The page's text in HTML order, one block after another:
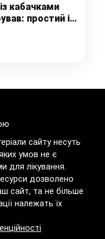
кабачками
простий і
сайту несуть
умов не є
для лікування.
дозволено
сайт, та не більше
належать їх